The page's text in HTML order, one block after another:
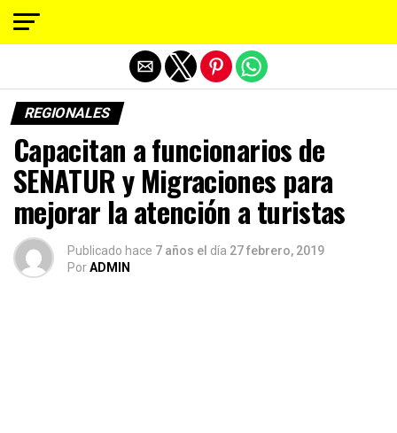
REGIONALES
Capacitan a funcionarios de
SENATUR y Migraciones para
mejorar la atención a turistas
Publicado hace 7 años el día 27 febrero, 2019
PorADMIN